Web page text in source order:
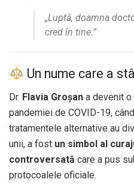
„Luptă, doamna
cred în tine.”
Un nume care a
Dr. Flavia Groșan a devenit
pandemiei de COVID-19,
tratamentele alternative au
unii, a fost un simbol al
controversată care a pus
protocoalele oficiale.